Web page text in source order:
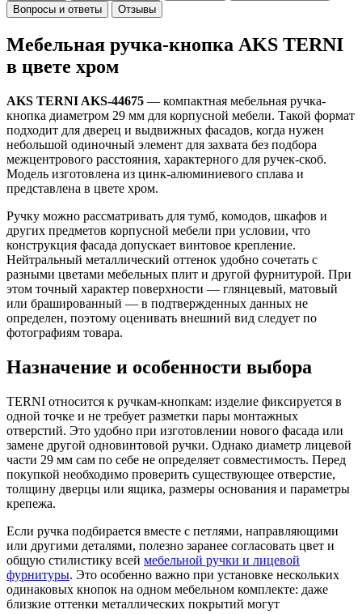
Вопросы и ответы
Отзывы
Мебельная ручка-кнопка AKS TERNI
в цвете хром
AKS TERNI AKS-44675 — компактная мебельная ручка-
кнопка диаметром 29 мм для корпусной мебели. Такой формат
подходит для дверец и выдвижных фасадов, когда нужен
небольшой одиночный элемент для захвата без подбора
межцентрового расстояния, характерного для ручек-скоб.
Модель изготовлена из цинк-алюминиевого сплава и
представлена в цвете хром.
Ручку можно рассматривать для тумб, комодов, шкафов и
других предметов корпусной мебели при условии, что
конструкция фасада допускает винтовое крепление.
Нейтральный металлический оттенок удобно сочетать с
разными цветами мебельных плит и другой фурнитурой. При
этом точный характер поверхности — глянцевый, матовый
или брашированный — в подтвержденных данных не
определен, поэтому оценивать внешний вид следует по
фотографиям товара.
Назначение и особенности выбора
TERNI относится к ручкам-кнопкам: изделие фиксируется в
одной точке и не требует разметки пары монтажных
отверстий. Это удобно при изготовлении нового фасада или
замене другой одновинтовой ручки. Однако диаметр лицевой
части 29 мм сам по себе не определяет совместимость. Перед
покупкой необходимо проверить существующее отверстие,
толщину дверцы или ящика, размеры основания и параметры
крепежа.
Если ручка подбирается вместе с петлями, направляющими
или другими деталями, полезно заранее согласовать цвет и
общую стилистику всей мебельной ручки и лицевой
фурнитуры. Это особенно важно при установке нескольких
одинаковых кнопок на одном мебельном комплекте: даже
близкие оттенки металлических покрытий могут